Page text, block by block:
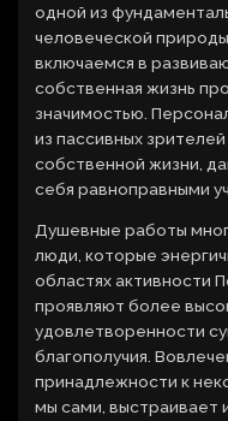
одной из
человеческой
включаемся в
собственная жизнь
значимостью.
из пассивных
собственной жизни,
себя равноправными
Душевные работы
люди, которые
областях активности
проявляют более
удовлетворенности
благополучия.
принадлежности к
мы сами, выстраивает